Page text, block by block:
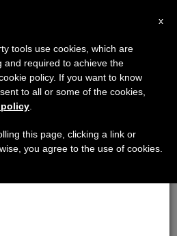
×
agosto haremos la pausa
en el periodo de verano
y también el
x
tools use cookies, which are
and required to achieve the
policy. If you want to know
to all or some of the cookies,
this page, clicking a link or
you agree to the use of cookies.